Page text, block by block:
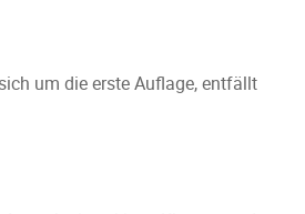
um die erste Auflage, entfällt